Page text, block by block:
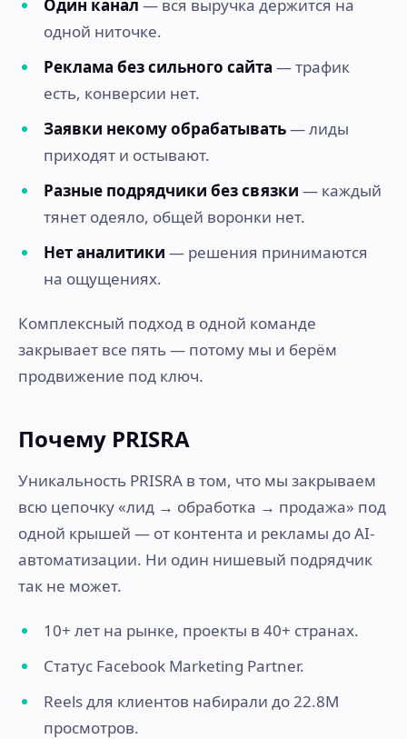
Один канал — вся выручка держится на
одной ниточке.
Реклама без сильного сайта — трафик
есть, конверсии нет.
Заявки некому обрабатывать— лиды
приходят и остывают.
Разные подрядчики без связки — каждый
тянет одеяло, общей воронки нет.
Нет аналитики — решения принимаются
на ощущениях.
Комплексный подход в одной команде
закрывает все пять — потому мы и берём
продвижение под ключ.
Почему PRISRA
Уникальность PRISRA в том, что мы закрываем
всю цепочку «лид → обработка → продажа» под
одной крышей — от контента и рекламы до AI-
автоматизации. Ни один нишевый подрядчик
так не может.
10+ лет на рынке, проекты в 40+ странах.
Статус Facebook Marketing Partner.
Reels для клиентов набирали до 22.8M
просмотров.